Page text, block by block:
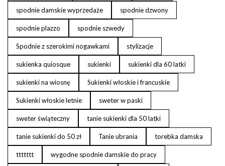
spodnie damskie wyprzedaże spodnie dzwony
spodnie plazzo spodnie szwedy
Spodnie z szerokimi nogawkami stylizacje
sukienka quiosque sukienki sukienki dla 60 latki
sukienki na wiosnę Sukienki włoskie i francuskie
Sukienki włoskie letnie sweter w paski
sweter świąteczny tanie sukienki dla 50 latki
tanie sukienki do 50 zł Tanie ubrania torebka damska
ttttttt wygodne spodnie damskie do pracy